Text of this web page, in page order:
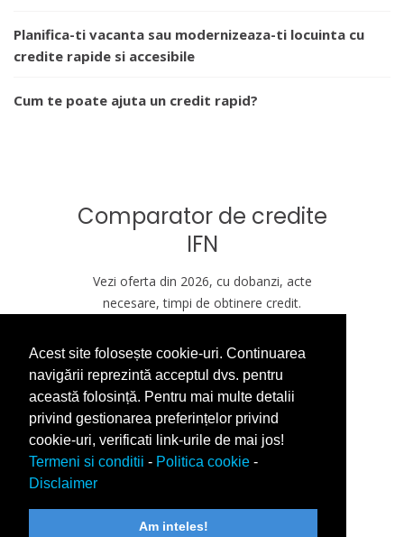
Acest site folosește cookie-uri. Continuarea
navigării reprezintă acceptul dvs. pentru
această folosință. Pentru mai multe detalii
privind gestionarea preferințelor privind
cookie-uri, verificati link-urile de mai jos!
Termeni si conditii - Politica cookie -
Disclaimer
Am inteles!
Planifica-ti vacanta sau modernizeaza-ti locuinta cu
credite rapide si accesibile
Cum te poate ajuta un credit rapid?
Comparator de credite
IFN
Vezi oferta din 2026, cu dobanzi, acte
necesare, timpi de obtinere credit.
VREAU CREDIT ASTAZI